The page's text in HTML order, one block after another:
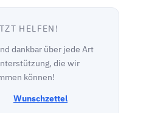
HELFEN!
dankbar über jede Art
die wir
können!
Wunschzettel